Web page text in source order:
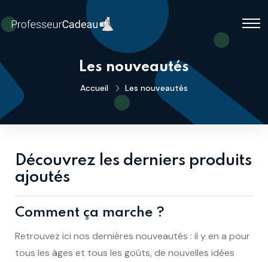
Les nouveautés
Accueil Les nouveautés
Découvrez les derniers produits
ajoutés
Comment ça marche ?
Retrouvez ici nos dernières nouveautés : il y en a pour
tous les âges et tous les goûts, de nouvelles idées